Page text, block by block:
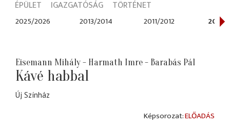
ÉPÜLET
IGAZGATÓSÁG TÖRTÉNET
2025/2026 2013/2014 2011/2012 2010/
Eisemann Mihály - Harmath Imre - Barabás Pál
Kávé habbal
Új Színház
ELŐADÁS